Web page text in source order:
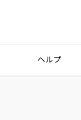
ヘルプ